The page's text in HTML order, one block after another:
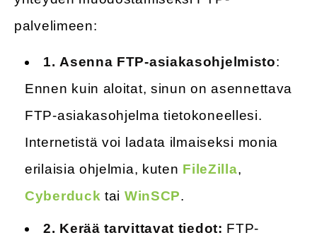
palvelimeen:
1. Asenna FTP-asiakasohjelmisto:
Ennen kuin aloitat, sinun on asennettava
FTP-asiakasohjelma tietokoneellesi.
Internetistä voi ladata ilmaiseksi monia
erilaisia ohjelmia, kuten FileZilla,
Cyberduck tai WinSCP.
2. Kerää tarvittavat tiedot: FTP-